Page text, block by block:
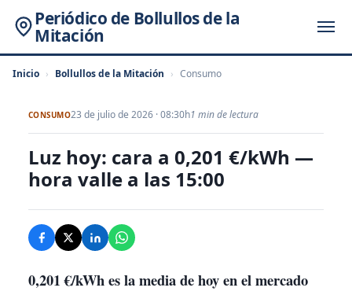
Periódico de Bollullos de la
Mitación
Inicio › Bollullos de la Mitación › Consumo
CONSUMO23 de julio de 2026 · 08:30h1 min de lectura
Luz hoy: cara a 0,201 €/kWh —
hora valle a las 15:00
0,201 €/kWh es la media de hoy en el mercado